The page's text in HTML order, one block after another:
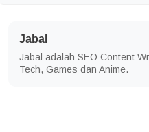
Jabal
Jabal adalah SEO Content
Tech, Games dan Anime.